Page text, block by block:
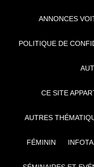
ANNONCES
POLITIQUE DE
CE SITE
AUTRES
FÉMININ